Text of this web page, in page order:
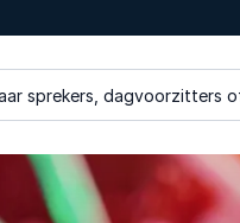
sprekers, dagvoorzitters